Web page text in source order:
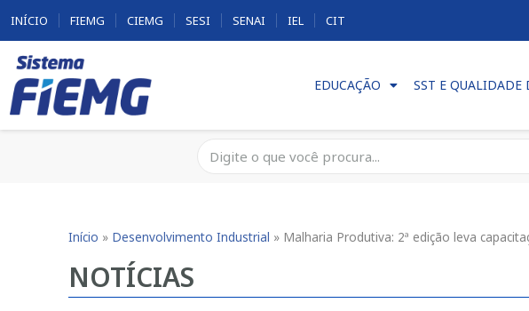
INÍCIO FIEMG CIEMG SESI SENAI IEL CIT
EDUCAÇÃO SST E QUALIDADE
Início » Desenvolvimento Industrial » Malharia Produtiva: 2ª edição leva
NOTÍCIAS